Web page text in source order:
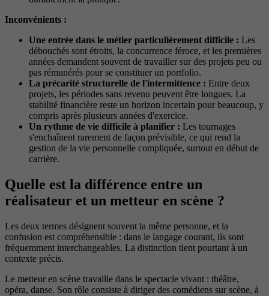
Inconvénients :
Une entrée dans le métier particulièrement difficile : Les
débouchés sont étroits, la concurrence féroce, et les premières
années demandent souvent de travailler sur des projets peu ou
pas rémunérés pour se constituer un portfolio.
La précarité structurelle de l'intermittence : Entre deux
projets, les périodes sans revenu peuvent être longues. La
stabilité financière reste un horizon incertain pour beaucoup, y
compris après plusieurs années d'exercice.
Un rythme de vie difficile à planifier : Les tournages
s'enchaînent rarement de façon prévisible, ce qui rend la
gestion de la vie personnelle compliquée, surtout en début de
carrière.
Quelle est la différence entre un
réalisateur et un metteur en scène ?
Les deux termes désignent souvent la même personne, et la
confusion est compréhensible : dans le langage courant, ils sont
fréquemment interchangeables. La distinction tient pourtant à un
contexte précis.
Le metteur en scène travaille dans le spectacle vivant : théâtre,
opéra, danse. Son rôle consiste à diriger des comédiens sur scène, à